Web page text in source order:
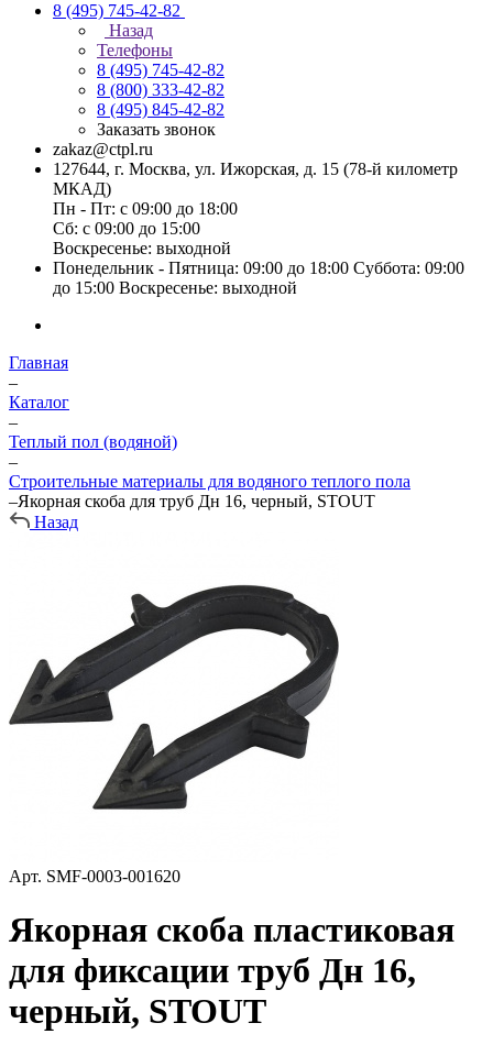
8 (495) 745-42-82
Назад
Телефоны
8 (495) 745-42-82
8 (800) 333-42-82
8 (495) 845-42-82
Заказать звонок
zakaz@ctpl.ru
127644, г. Москва, ул. Ижорская, д. 15 (78-й километр
МКАД)
Пн - Пт: с 09:00 до 18:00
Сб: с 09:00 до 15:00
Воскресенье: выходной
Понедельник - Пятница: 09:00 до 18:00 Суббота: 09:00
до 15:00 Воскресенье: выходной
Главная
–
Каталог
–
Теплый пол (водяной)
–
Строительные материалы для водяного теплого пола
–Якорная скоба для труб Дн 16, черный, STOUT
Назад
Арт. SMF-0003-001620
Якорная скоба пластиковая
для фиксации труб Дн 16,
черный, STOUT